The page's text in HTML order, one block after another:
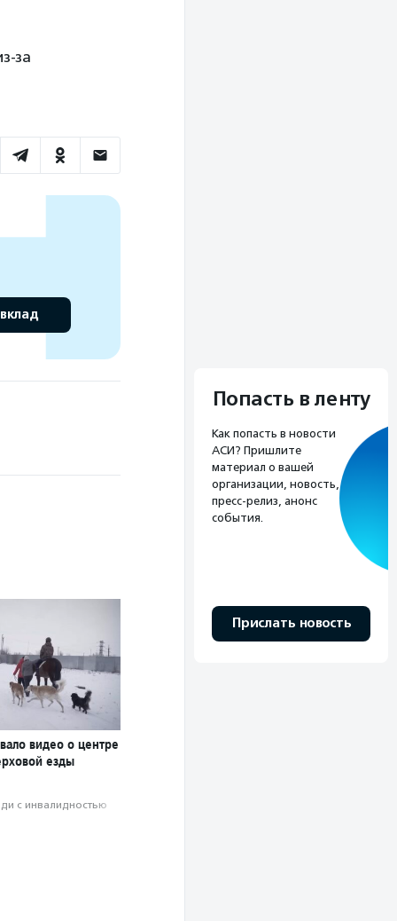
за
видео о центре
езды
с инвалидностью
Попасть в ленту
Как попасть в новости
АСИ? Пришлите
материал о вашей
организации, новость,
пресс-релиз, анонс
события.
Прислать новость